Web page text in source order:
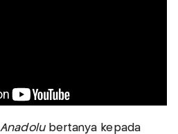
Anadolubertanya kepada